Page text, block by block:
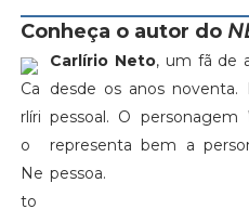
Conheça o autor do
Carlírio Neto, um fã de
desde os anos noventa.
pessoal. O personagem
representa bem a
pessoa.